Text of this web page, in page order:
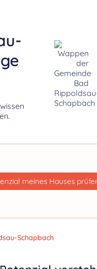
meines Hauses
Schapbach